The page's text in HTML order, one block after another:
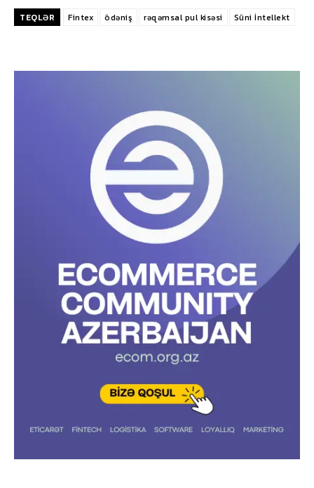
TEQLƏR Fintex ödəniş rəqəmsal pul kisəsi Süni İntellekt